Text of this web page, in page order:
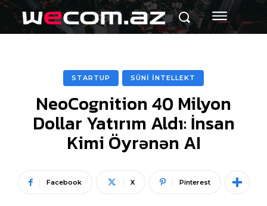
STARTUP SÜNİ İNTELLEKT
NeoCognition 40 Milyon
Dollar Yatırım Aldı: İnsan
Kimi Öyrənən AI
Facebook X Pinterest